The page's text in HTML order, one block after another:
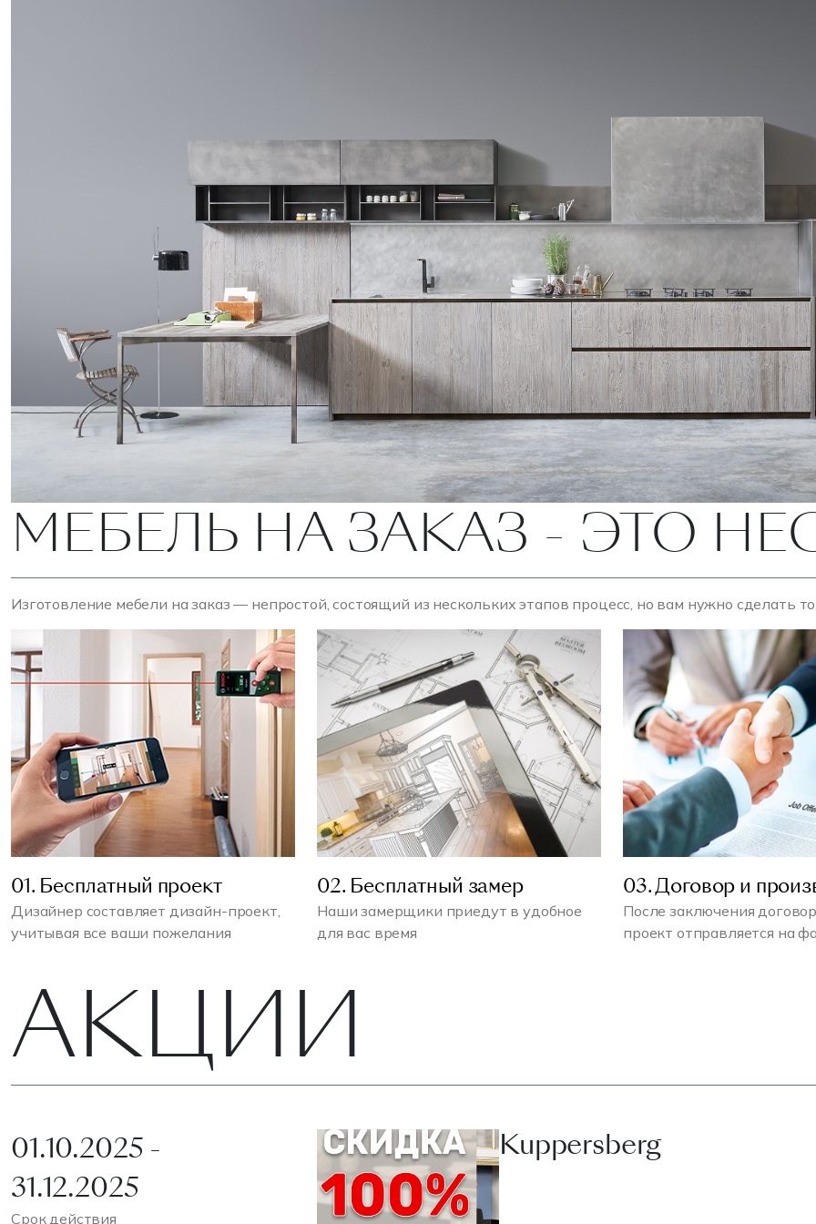
МЕБЕЛЬ НА ЗАКАЗ - ЭТО
Изготовление мебели на заказ — непростой, состоящий из нескольких этапов процесс, но вам нужно сделать
01. Бесплатный проект
Дизайнер составляет дизайн-проект,
учитывая все ваши пожелания
02. Бесплатный замер
Наши замерщики приедут в удобное
для вас время
03. Договор и
После заключения
проект отправляется на
АКЦИИ
01.10.2025 -
31.12.2025
Срок действия
Kuppersberg